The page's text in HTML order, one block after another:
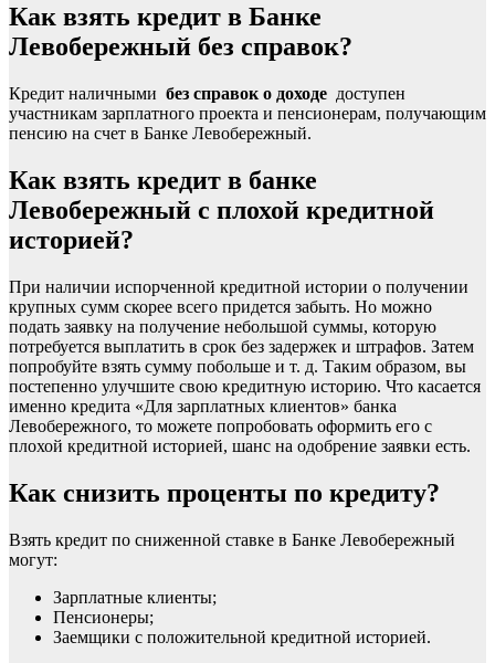
Как взять кредит в Банке
Левобережный без справок?
Кредит наличными без справок о доходе доступен
участникам зарплатного проекта и пенсионерам, получающим
пенсию на счет в Банке Левобережный.
Как взять кредит в банке
Левобережный с плохой кредитной
историей?
При наличии испорченной кредитной истории о получении
крупных сумм скорее всего придется забыть. Но можно
подать заявку на получение небольшой суммы, которую
потребуется выплатить в срок без задержек и штрафов. Затем
попробуйте взять сумму побольше и т. д. Таким образом, вы
постепенно улучшите свою кредитную историю. Что касается
именно кредита «Для зарплатных клиентов» банка
Левобережного, то можете попробовать оформить его с
плохой кредитной историей, шанс на одобрение заявки есть.
Как снизить проценты по кредиту?
Взять кредит по сниженной ставке в Банке Левобережный
могут:
Зарплатные клиенты;
Пенсионеры;
Заемщики с положительной кредитной историей.